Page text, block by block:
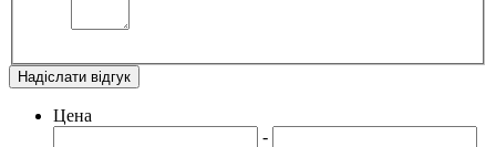
Надіслати відгук
Цена
-